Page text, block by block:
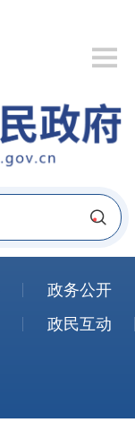
政务公开
政民互动